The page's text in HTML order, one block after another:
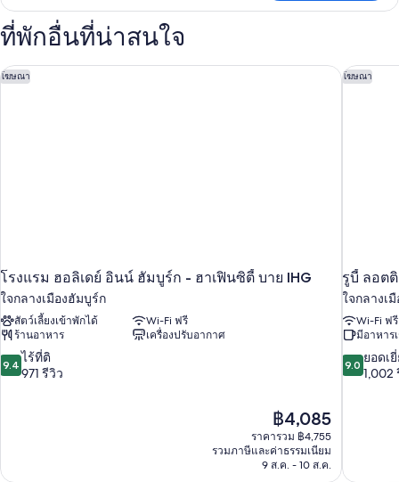
เกี่ยว
กับ
Double
ที่พักอื่นที่น่าสนใจ
โฆษณา
โรงแรม ฮอลิเดย์ อินน์ ฮัมบูร์ก - ฮาเฟินซิตี้ บาย IHG
ใจกลางเมืองฮัมบูร์ก
สัตว์เลี้ยงเข้าพักได้
Wi-Fi ฟรี
ร้านอาหาร
เครื่องปรับอากาศ
9.4
จาก
รีวิว
9.4 ไร้ที่ติ
971 รีวิว
ราคา
ปัจจุบัน
คือ
฿4,085
฿4,085
ราคารวม ฿4,755
รวมภาษีและค่าธรรมเนียม
9 ส.ค. - 10 ส.ค.
โรงแรม ฮอลิเดย์ อินน์ ฮัมบูร์ก - ฮาเฟินซิตี้ บาย IHG โฆษณา
รูบี้ ลอต
ใจกลางเ
Wi-Fi ฟรี
มีอาหาร
9.0
จาก
9.0 ยอดเ
1,002
รูบี้ ลอต